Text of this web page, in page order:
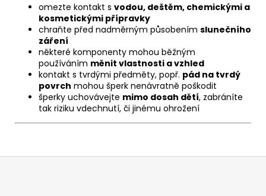
omezte kontakt s vodou, deštěm, chemickými a
kosmetickými přípravky
chraňte před nadměrným působením slunečního
záření
některé komponenty mohou běžným
používáním měnit vlastnosti a vzhled
kontakt s tvrdými předměty, popř. pád na tvrdý
povrch mohou šperk nenávratně poškodit
šperky uchovávejte mimo dosah dětí, zabráníte
tak riziku vdechnutí, či jinému ohrožení
Z